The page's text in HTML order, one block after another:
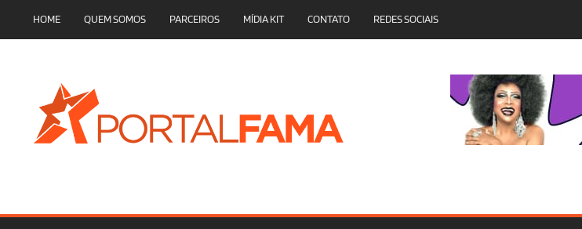
HOME QUEM SOMOS PARCEIROS MÍDIA KIT CONTATO REDES SOCIAIS